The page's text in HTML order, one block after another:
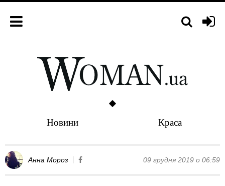
Новини Краса
Анна Мороз 09 грудня 2019 о 06:59